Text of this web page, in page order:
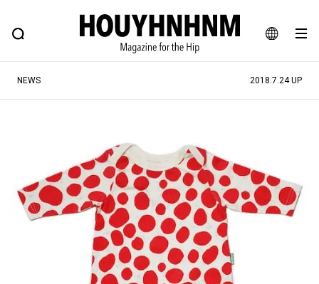
JA
EN
FEATURE BLOG SNAP
ヒップなファッション、カルチャー、ライフスタイルWEBマガジン
#SHOPPING ADDICT #憧れの逸品
#ESSENTIAL DESIGNS #古着サミット
#NEW VINTAGE #マイナーグッド図鑑
#路地裏てぃーん。 #MONTHLY JOURNAL
#GH 銘品の所以 #フイナムのYouTube
#Commune H #FOCUS IT #AH.H
NEWS 2018.7.24 UP